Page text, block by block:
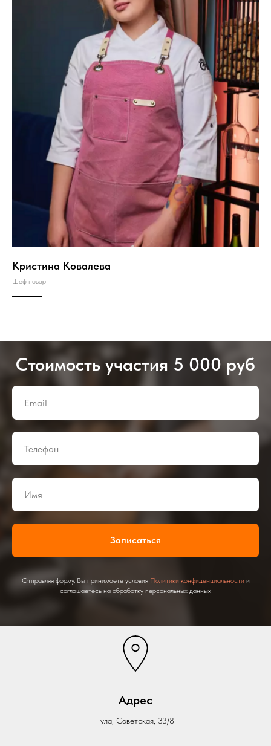
Кристина Ковалева
Шеф повар
Стоимость участия 5 000 руб
Записаться
Отправляя форму, Вы принимаете условия Политики конфиденциальности и
соглашаетесь на обработку персональных данных
Адрес
Тула, Советская, 33/8